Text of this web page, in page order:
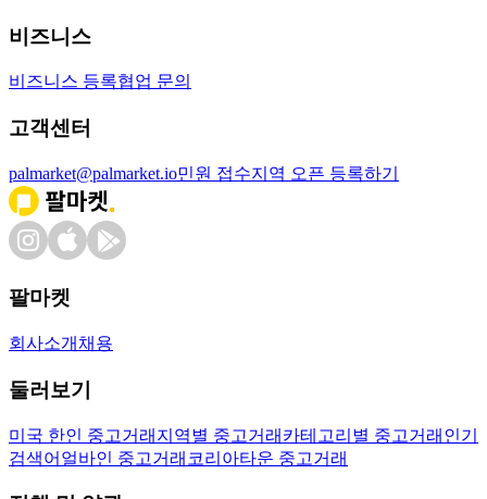
비즈니스
비즈니스 등록협업 문의
고객센터
palmarket@palmarket.io민원 접수지역 오픈 등록하기
팔마켓
회사소개 채용
둘러보기
미국 한인 중고거래 지역별 중고거래 카테고리별 중고거래 인기
검색어 얼바인 중고거래 코리아타운 중고거래